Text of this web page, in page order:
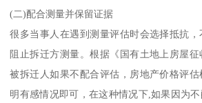
(二)配合测量并保留证据
很多当事人在遇到测量评估时会选择抵抗
阻止拆迁方测量。根据《国有土地上房屋征
被拆迁人如果不配合评估，房地产价格评
明有感情况即可，在这种情况下,如果因为